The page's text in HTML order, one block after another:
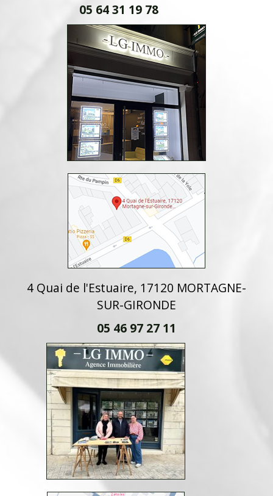
05 64 31 19 78
4 Quai de l'Estuaire, 17120 MORTAGNE-
SUR-GIRONDE
05 46 97 27 11